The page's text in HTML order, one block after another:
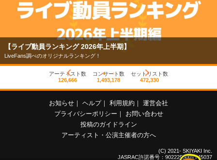
【ライブ動員ランキング 2026年上半期】
LiveFans調べのオリジナルランキング！
アーティスト数
126,666
コンサート数
1,493,178
セットリスト数
472,330
お知らせ ヘルプ 利用規約
運営会社
プライバシーポリシー
お問い合わせ
投稿のガイドライン
アーティスト・公演主催者の方へ
(C) 2021- SKIYAKI Inc.
JASRAC許諾番号：9022255001Y45037